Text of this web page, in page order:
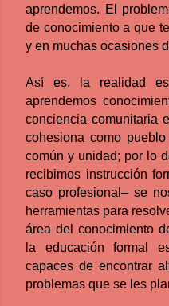
aprendemos. El
de conocimiento a que
y en muchas ocasiones
Así es, la realidad
aprendemos
conciencia comunitaria
cohesiona como
común y unidad; por lo
recibimos instrucción
caso profesional– se
herramientas para
área del conocimiento
la educación formal
capaces de encontrar
problemas que se les